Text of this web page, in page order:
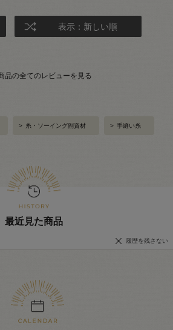
表示：新しい順
品の全てのレビューを見る
> 糸・ソーイング副資材 > 手縫い糸
最近見た商品
履歴を残さない